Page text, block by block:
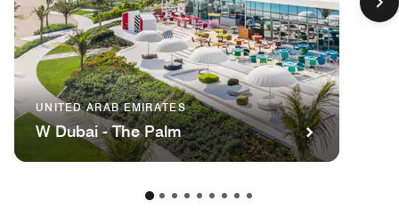
UNITED ARAB EMIRATES
W Dubai - The Palm